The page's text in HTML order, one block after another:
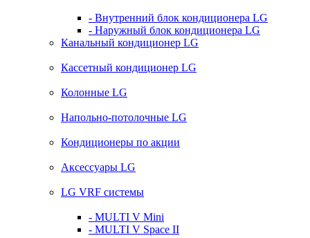
- Внутренний блок кондиционера LG
- Наружный блок кондиционера LG
Канальный кондиционер LG
Кассетный кондиционер LG
Колонные LG
Напольно-потолочные LG
Кондиционеры по акции
Аксессуары LG
LG VRF системы
- MULTI V Mini
- MULTI V Space II